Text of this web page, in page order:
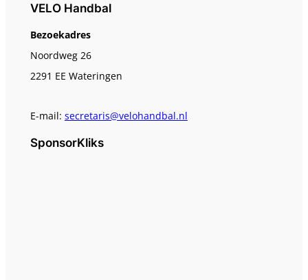
VELO Handbal
Bezoekadres
Noordweg 26
2291 EE Wateringen
E-mail: secretaris@velohandbal.nl
SponsorKliks